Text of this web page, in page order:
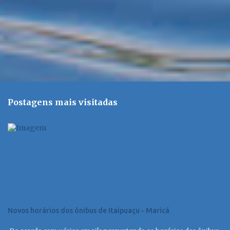
Postagens mais visitadas
Novos horários dos ônibus de Itaipuaçu - Maricá